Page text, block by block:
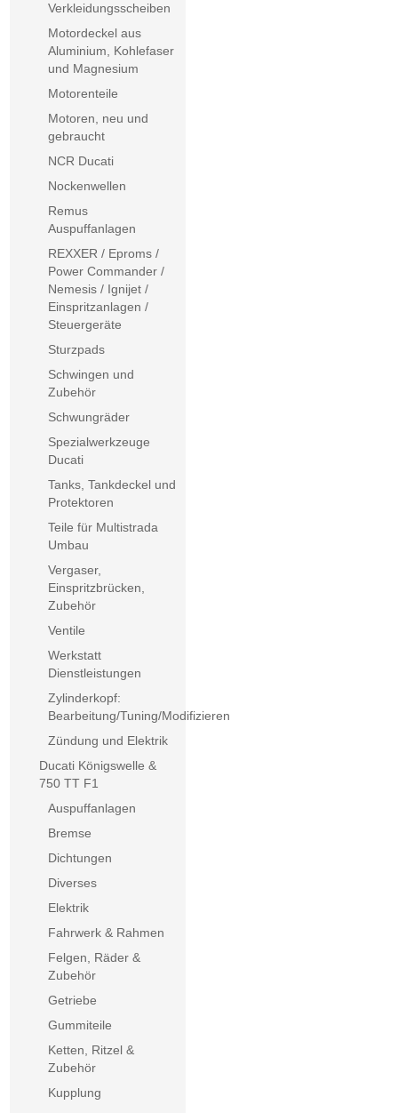
Verkleidungsscheiben
Motordeckel aus
Aluminium, Kohlefaser
und Magnesium
Motorenteile
Motoren, neu und
gebraucht
NCR Ducati
Nockenwellen
Remus
Auspuffanlagen
REXXER / Eproms /
Power Commander /
Nemesis / Ignijet /
Einspritzanlagen /
Steuergeräte
Sturzpads
Schwingen und
Zubehör
Schwungräder
Spezialwerkzeuge
Ducati
Tanks, Tankdeckel und
Protektoren
Teile für Multistrada
Umbau
Vergaser,
Einspritzbrücken,
Zubehör
Ventile
Werkstatt
Dienstleistungen
Zylinderkopf:
Bearbeitung/Tuning/Modifizieren
Zündung und Elektrik
Ducati Königswelle &
750 TT F1
Auspuffanlagen
Bremse
Dichtungen
Diverses
Elektrik
Fahrwerk & Rahmen
Felgen, Räder &
Zubehör
Getriebe
Gummiteile
Ketten, Ritzel &
Zubehör
Kupplung